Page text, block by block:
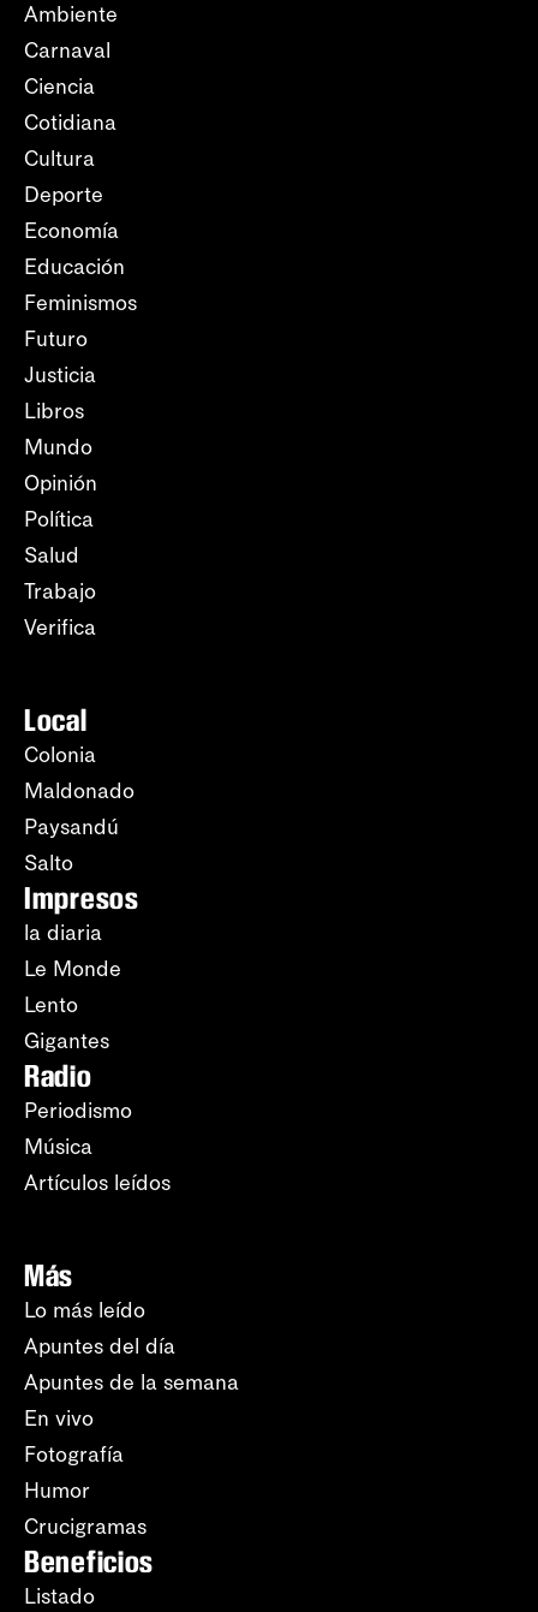
Ambiente
Carnaval
Ciencia
Cotidiana
Cultura
Deporte
Economía
Educación
Feminismos
Futuro
Justicia
Libros
Mundo
Opinión
Política
Salud
Trabajo
Verifica
Local
Colonia
Maldonado
Paysandú
Salto
Impresos
la diaria
Le Monde
Lento
Gigantes
Radio
Periodismo
Música
Artículos leídos
Más
Lo más leído
Apuntes del día
Apuntes de la semana
En vivo
Fotografía
Humor
Crucigramas
Beneficios
Listado